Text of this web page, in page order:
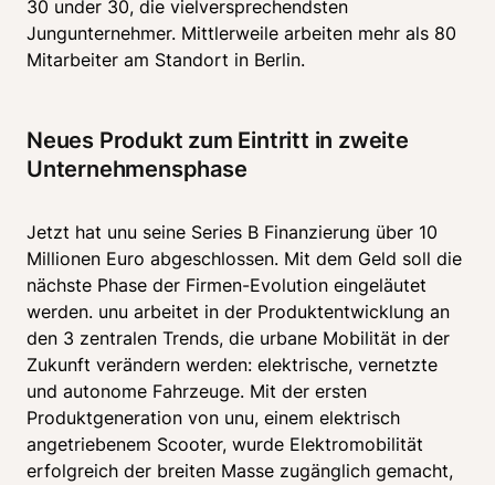
30 under 30, die vielversprechendsten
Jungunternehmer. Mittlerweile arbeiten mehr als 80
Mitarbeiter am Standort in Berlin.
Neues Produkt zum Eintritt in zweite
Unternehmensphase
Jetzt hat unu seine Series B Finanzierung über 10
Millionen Euro abgeschlossen. Mit dem Geld soll die
nächste Phase der Firmen-Evolution eingeläutet
werden. unu arbeitet in der Produktentwicklung an
den 3 zentralen Trends, die urbane Mobilität in der
Zukunft verändern werden: elektrische, vernetzte
und autonome Fahrzeuge. Mit der ersten
Produktgeneration von unu, einem elektrisch
angetriebenem Scooter, wurde Elektromobilität
erfolgreich der breiten Masse zugänglich gemacht,